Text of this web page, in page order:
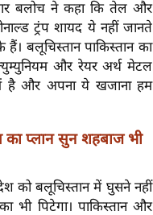
बलोच ने कहा कि तेल और
ट्रंप शायद ये नहीं जानते
बलूचिस्तान पाकिस्तान का
और रेयर अर्थ मेटल
में है और अपना ये खजाना हम
का प्लान सुन शहबाज भी
को बलूचिस्तान में घुसने नहीं
भी पिटेगा। पाकिस्तान और